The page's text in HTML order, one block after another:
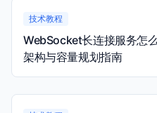
技术教程
WebSocket长连接服务怎
架构与容量规划指南